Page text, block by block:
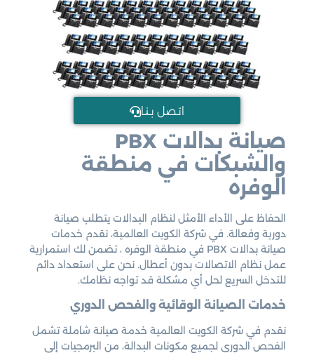
اتـصل بـنـا
صيانة بدالات PBX
والشبكات في منطقة
الوفره
الحفاظ على الأداء الأمثل لنظام البدالات يتطلب صيانة
دورية وفعالة. في شركة الكويت العالمية، نقدم خدمات
صيانة بدالات PBX في منطقة الوفره ، تضمن لك استمرارية
عمل نظام الاتصالات بدون أعطال. نحن على استعداد دائم
للتدخل السريع لحل أي مشكلة قد تواجه نظامك.
خدمات الصيانة الوقائية والفحص الدوري
نقدم في شركة الكويت العالمية خدمة صيانة شاملة تشمل
الفحص الدوري لجميع مكونات البدالة، من البرمجيات إلى